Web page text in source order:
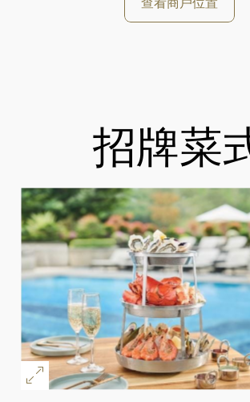
招牌菜
好